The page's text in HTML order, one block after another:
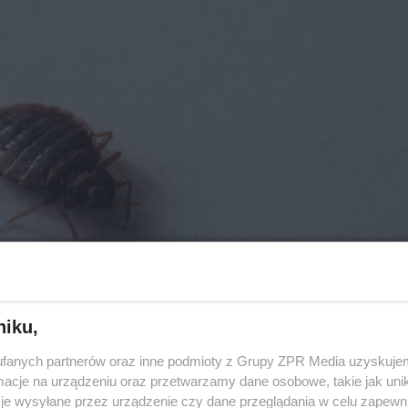
partnerów oraz inne podmioty z Grupy ZPR Media
na urządzeniu oraz przetwarzamy dane osobowe, takie jak
wysyłane przez urządzenie czy dane przeglądania w celu